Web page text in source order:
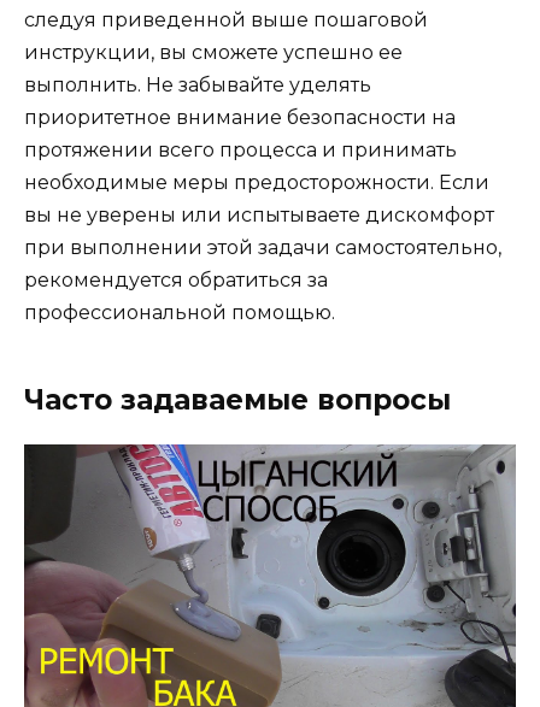
следуя приведенной выше пошаговой
инструкции, вы сможете успешно ее
выполнить. Не забывайте уделять
приоритетное внимание безопасности на
протяжении всего процесса и принимать
необходимые меры предосторожности. Если
вы не уверены или испытываете дискомфорт
при выполнении этой задачи самостоятельно,
рекомендуется обратиться за
профессиональной помощью.
Часто задаваемые вопросы